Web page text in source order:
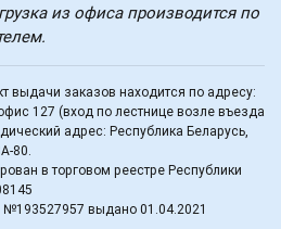
из офиса производится по
выдачи заказов находится по адресу:
127 (вход по лестнице возле въезда
адрес: Республика Беларусь,
80.
в торговом реестре Республики
№193527957 выдано 01.04.2021